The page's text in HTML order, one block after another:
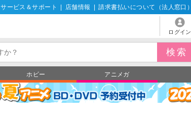
サービス＆サポート 店舗情報 請求書払いについて（法人窓口）
ログイン
ホビー アニメガ